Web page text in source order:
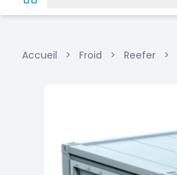
Accueil > Froid > Reefer >